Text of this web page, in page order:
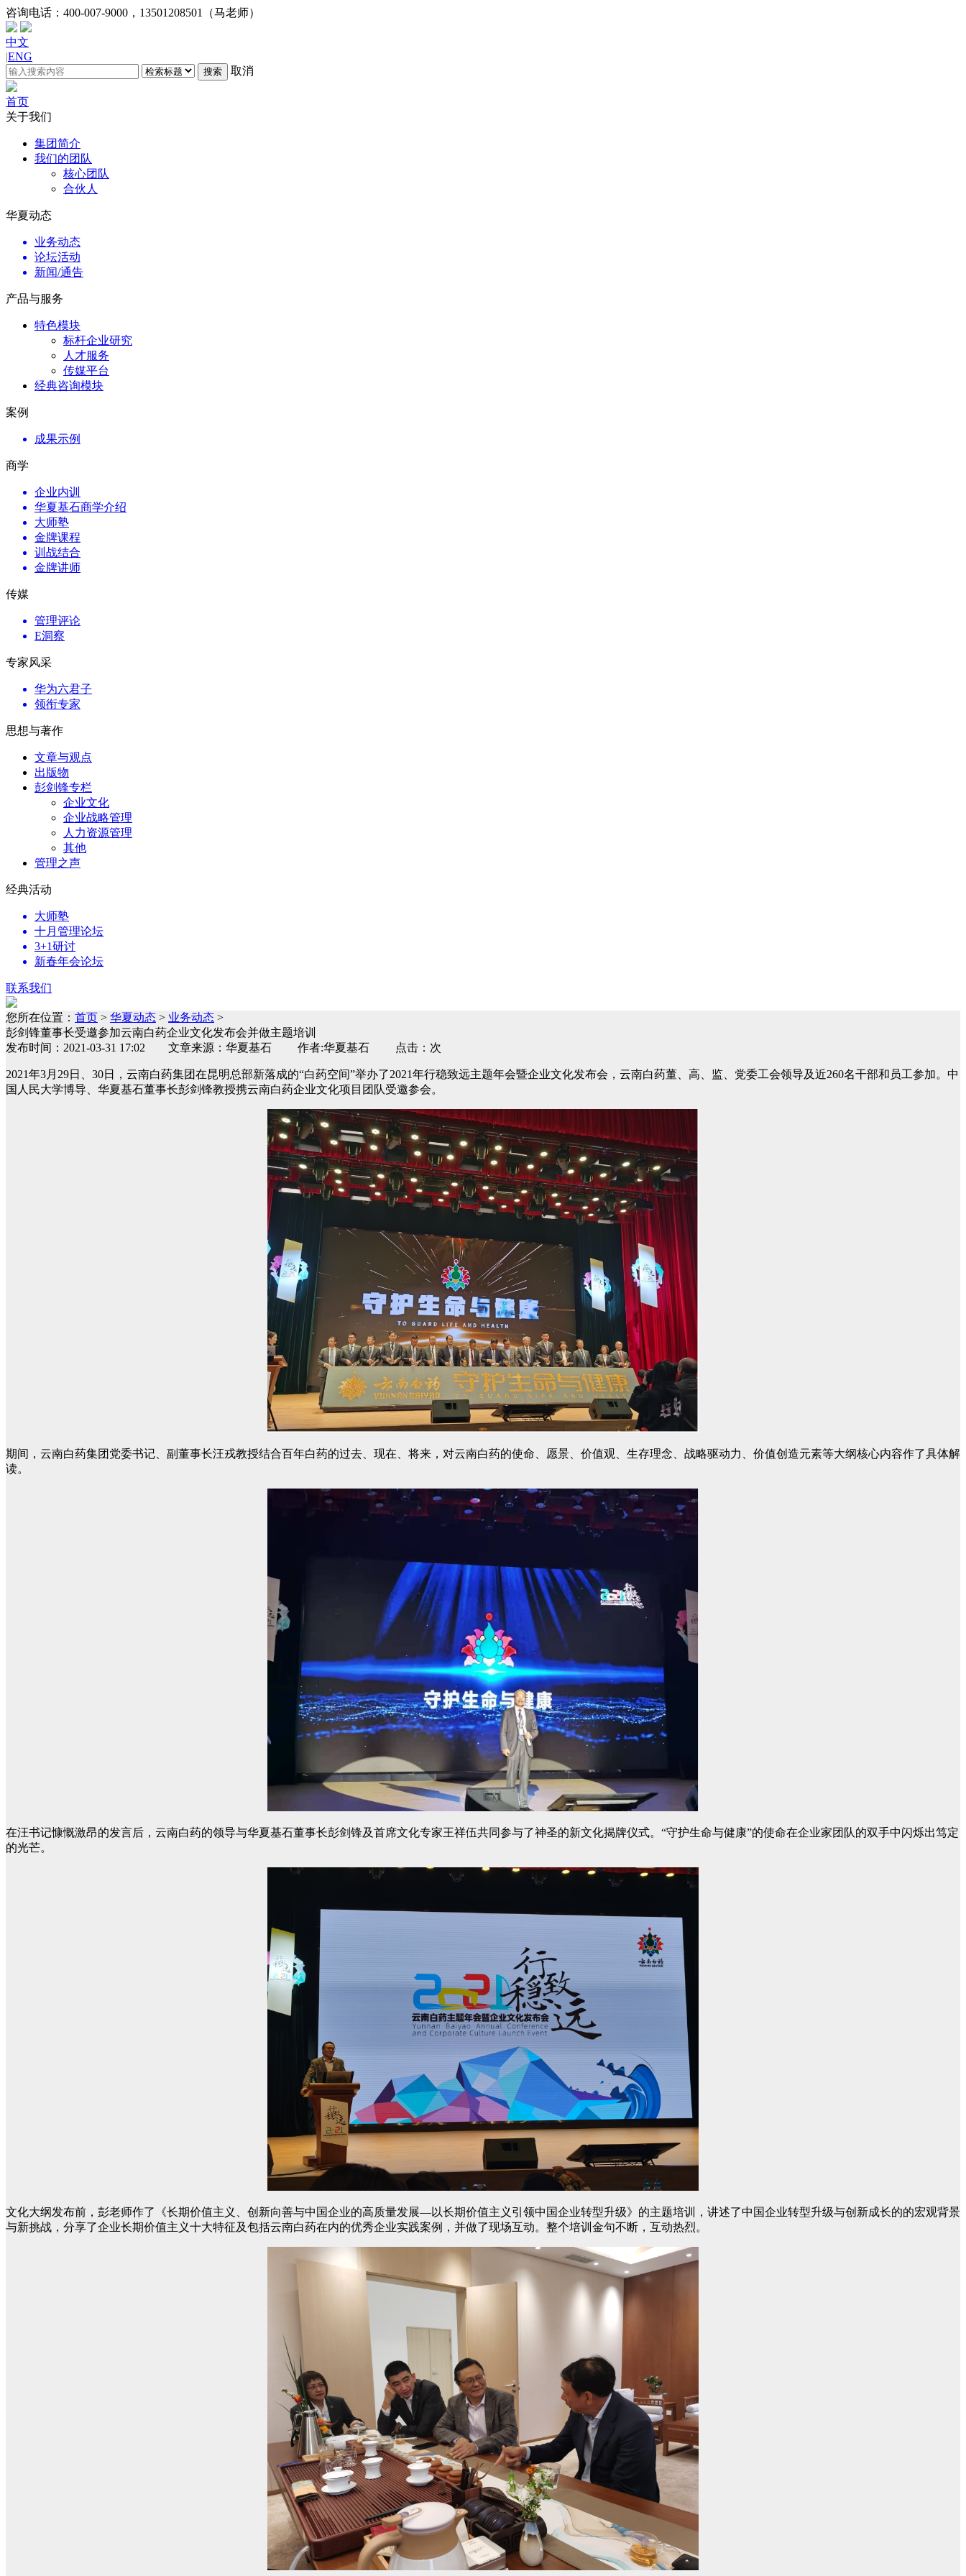
咨询电话： 400-007-9000，13501208501（马老师）
中文
|ENG
搜索 取消
首页
关于我们
集团简介
我们的团队
核心团队
合伙人
华夏动态
业务动态
论坛活动
新闻/通告
产品与服务
特色模块
标杆企业研究
人才服务
传媒平台
经典咨询模块
案例
成果示例
商学
企业内训
华夏基石商学介绍
大师塾
金牌课程
训战结合
金牌讲师
传媒
管理评论
E洞察
专家风采
华为六君子
领衔专家
思想与著作
文章与观点
出版物
彭剑锋专栏
企业文化
企业战略管理
人力资源管理
其他
管理之声
经典活动
大师塾
十月管理论坛
3+1研讨
新春年会论坛
联系我们
您所在位置： 首页 > 华夏动态 > 业务动态 >
彭剑锋董事长受邀参加云南白药企业文化发布会并做主题培训
发布时间：2021-03-31 17:02 文章来源：华夏基石 作者:华夏基石 点击：次
2021年3月29日、30日，云南白药集团在昆明总部新落成的“白药空间”举办了2021年行稳致远主题年会暨企业文化发布会，云南白药董、高、监、党委工会领导及近260名干部和员工参加。中
国人民大学博导、华夏基石董事长彭剑锋教授携云南白药企业文化项目团队受邀参会。
期间，云南白药集团党委书记、副董事长汪戎教授结合百年白药的过去、现在、将来，对云南白药的使命、愿景、价值观、生存理念、战略驱动力、价值创造元素等大纲核心内容作了具体解
读。
在汪书记慷慨激昂的发言后，云南白药的领导与华夏基石董事长彭剑锋及首席文化专家王祥伍共同参与了神圣的新文化揭牌仪式。“守护生命与健康”的使命在企业家团队的双手中闪烁出笃定
的光芒。
文化大纲发布前，彭老师作了《长期价值主义、创新向善与中国企业的高质量发展—以长期价值主义引领中国企业转型升级》的主题培训，讲述了中国企业转型升级与创新成长的的宏观背景
与新挑战，分享了企业长期价值主义十大特征及包括云南白药在内的优秀企业实践案例，并做了现场互动。整个培训金句不断，互动热烈。